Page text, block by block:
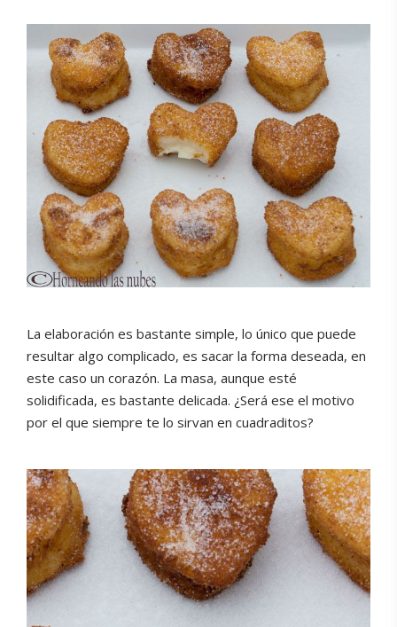
La elaboración es bastante simple, lo único que puede
resultar algo complicado, es sacar la forma deseada, en
este caso un corazón. La masa, aunque esté
solidificada, es bastante delicada. ¿Será ese el motivo
por el que siempre te lo sirvan en cuadraditos?